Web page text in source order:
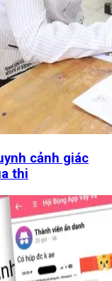
cảnh giác
thi